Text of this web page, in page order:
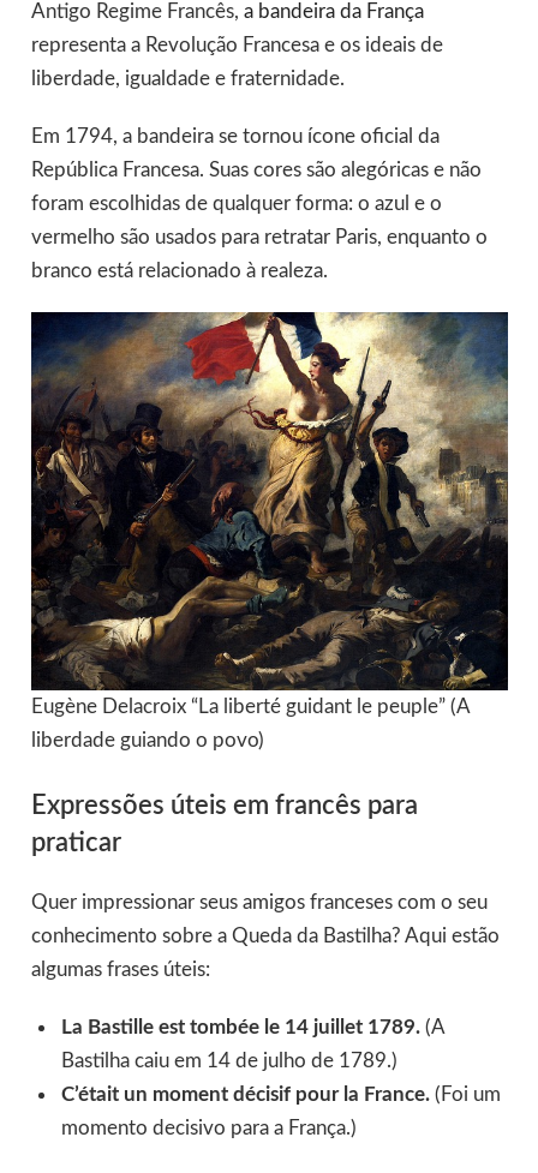
Antigo Regime Francês, a bandeira da França
representa a Revolução Francesa e os ideais de
liberdade, igualdade e fraternidade.
Em 1794, a bandeira se tornou ícone oficial da
República Francesa. Suas cores são alegóricas e não
foram escolhidas de qualquer forma: o azul e o
vermelho são usados para retratar Paris, enquanto o
branco está relacionado à realeza.
Eugène Delacroix “La liberté guidant le peuple” (A
liberdade guiando o povo)
Expressões úteis em francês para
praticar
Quer impressionar seus amigos franceses com o seu
conhecimento sobre a Queda da Bastilha? Aqui estão
algumas frases úteis:
La Bastille est tombée le 14 juillet 1789.(A
Bastilha caiu em 14 de julho de 1789.)
C’était un moment décisif pour la France.(Foi um
momento decisivo para a França.)